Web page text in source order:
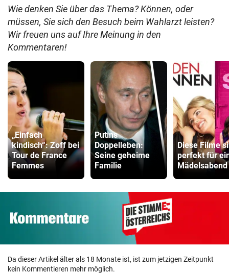
Wie denken Sie über das Thema? Können, oder
müssen, Sie sich den Besuch beim Wahlarzt leisten?
Wir freuen uns auf Ihre Meinung in den
Kommentaren!
„Einfach
kindisch“: Zoff bei
Tour de France
Femmes
Putins
Doppelleben:
Seine geheime
Familie
Diese Filme
perfekt für
Mädelsabend
Da dieser Artikel älter als 18 Monate ist, ist zum jetzigen Zeitpunkt
kein Kommentieren mehr möglich.